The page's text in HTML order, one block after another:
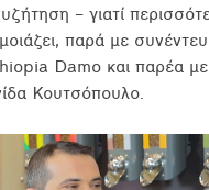
– γιατί
παρά με
Damo και παρέα
Κουτσόπουλο.